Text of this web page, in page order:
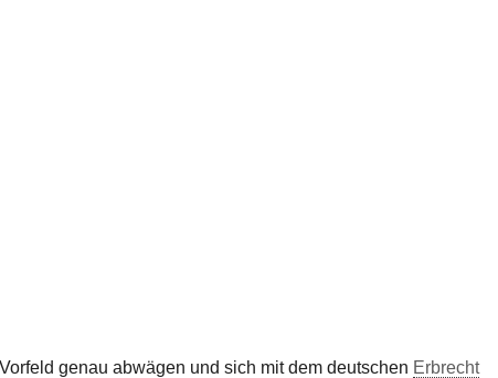
genau abwägen und sich mit dem deutschen Erbrecht